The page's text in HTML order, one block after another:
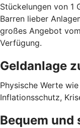
Stückelungen von 1
Barren lieber
großes Angebot
Verfügung.
Geldanlage
Physische Werte
Inflationsschutz,
Bequem und